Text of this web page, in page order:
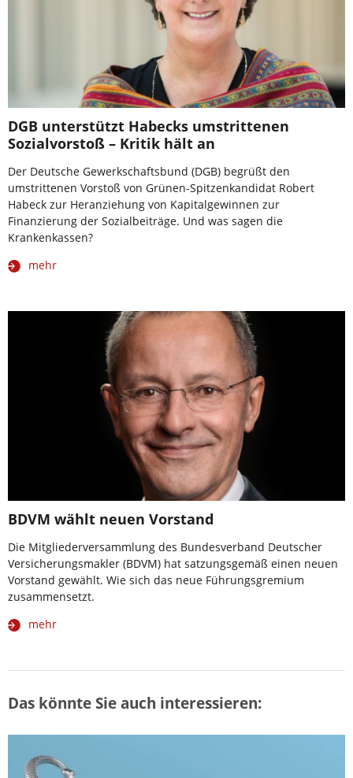
DGB unterstützt Habecks umstrittenen
Sozialvorstoß – Kritik hält an
Der Deutsche Gewerkschaftsbund (DGB) begrüßt den
umstrittenen Vorstoß von Grünen-Spitzenkandidat Robert
Habeck zur Heranziehung von Kapitalgewinnen zur
Finanzierung der Sozialbeiträge. Und was sagen die
Krankenkassen?
mehr
BDVM wählt neuen Vorstand
Die Mitgliederversammlung des Bundesverband Deutscher
Versicherungsmakler (BDVM) hat satzungsgemäß einen neuen
Vorstand gewählt. Wie sich das neue Führungsgremium
zusammensetzt.
mehr
Das könnte Sie auch interessieren: